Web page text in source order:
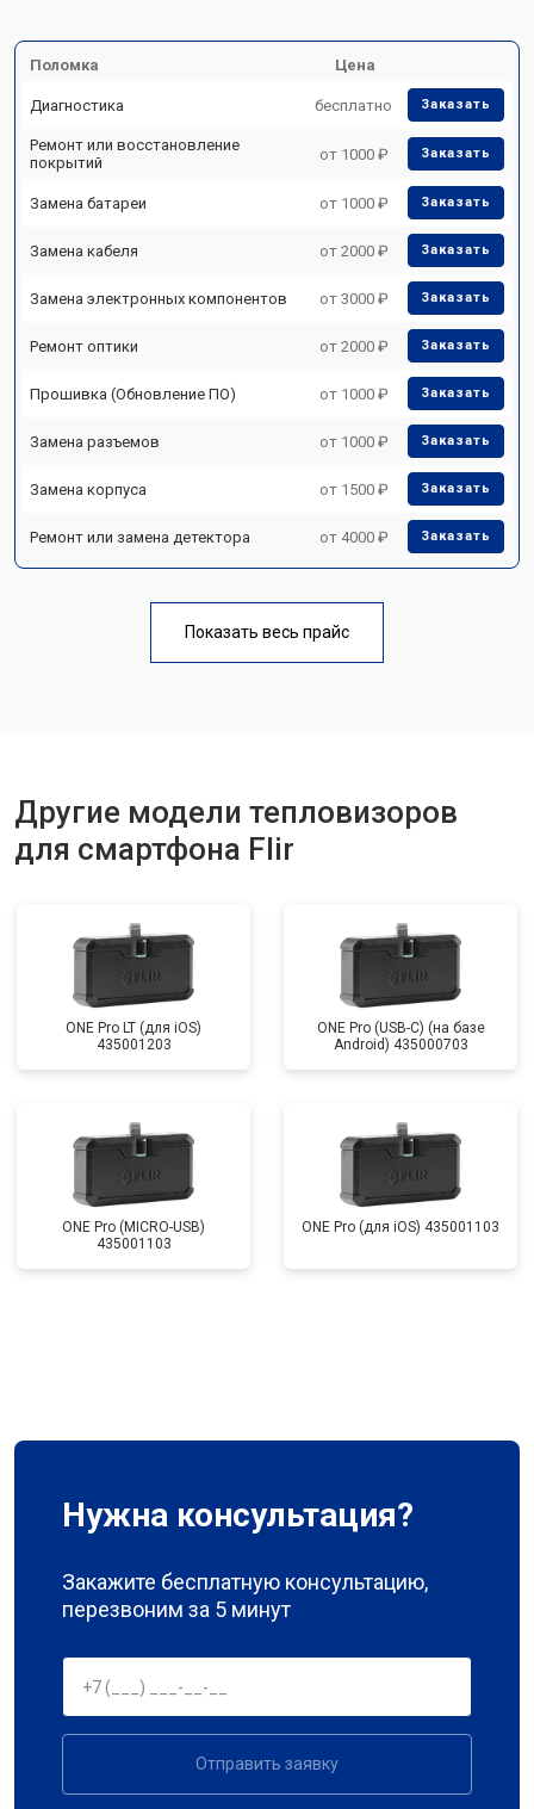
Поломка Цена
Диагностика бесплатно Заказать
Ремонт или восстановление
покрытий
от 1000 ₽ Заказать
Замена батареи от 1000 ₽ Заказать
Замена кабеля от 2000 ₽ Заказать
Замена электронных компонентов от 3000 ₽ Заказать
Ремонт оптики от 2000 ₽ Заказать
Прошивка (Обновление ПО) от 1000 ₽ Заказать
Замена разъемов от 1000 ₽ Заказать
Замена корпуса от 1500 ₽ Заказать
Ремонт или замена детектора от 4000 ₽ Заказать
Показать весь прайс
Другие модели тепловизоров
для смартфона Flir
ONE Pro LT (для iOS)
435001203
ONE Pro (USB-C) (на базе
Android) 435000703
ONE Pro (MICRO-USB)
435001103
ONE Pro (для iOS) 435001103
Нужна консультация?
Закажите бесплатную консультацию,
перезвоним за 5 минут
Отправить заявку